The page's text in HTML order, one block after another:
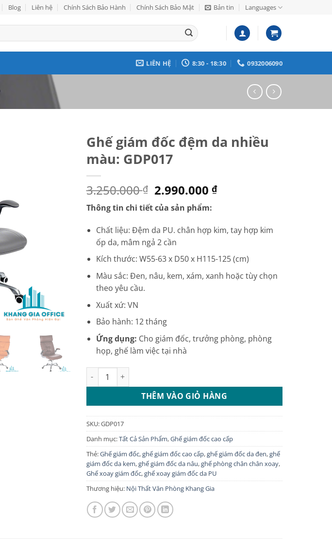
Blog Liên hệ Chính Sách Bảo Hành Chính Sách Bảo Mật Bản tin Languages
LIÊN HỆ 8:30 - 18:30 0932006090
Ghế giám đốc đệm da nhiều
màu: GDP017
3.250.000₫ Giá
gốc
là:
3.250.000 ₫.
2.990.000 ₫Giá
là:
2.990.000 ₫.
Thông tin chi tiết của sản phẩm:
Chất liệu: Đệm da PU. chân hợp kim, tay hợp kim
ốp da, mâm ngả 2 cần
Kích thước: W55-63 x D50 x H115-125 (cm)
Màu sắc: Đen, nâu, kem, xám, xanh hoặc tùy chọn
theo yêu cầu.
Xuất xứ: VN
Bảo hành: 12 tháng
Ứng dụng: Cho giám đốc, trưởng phòng, phòng
họp, ghế làm việc tại nhà
Ghế giám đốc đệm da nhiều màu: GDP017 số lượng
THÊM VÀO GIỎ HÀNG
SKU:GDP017
Danh mục:Tất Cả Sản Phẩm,Ghế giám đốc cao cấp
Thẻ:Ghế giám đốc,ghế giám đốc cao cấp,ghế giám đốc da đen,ghế
giám đốc da kem,ghế giám đốc da nâu,ghế phòng chân chân xoay,
Ghế xoay giám đốc,ghế xoay giám đốc da PU
Thương hiệu: Nội Thất Văn Phòng Khang Gia